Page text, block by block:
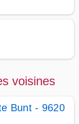
voisines
Bunt - 9620